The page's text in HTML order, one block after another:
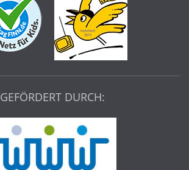
GEFÖRDERT DURCH: